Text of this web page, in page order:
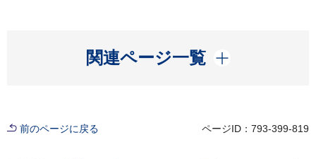
関連ページ一覧
開く
前のページに戻る ページID：793-399-819